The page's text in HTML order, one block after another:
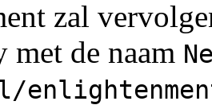
zal
de naam